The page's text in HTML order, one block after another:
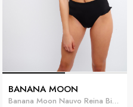
BANANA MOON
Banana Moon Nauvo Reina Bikini Üstü